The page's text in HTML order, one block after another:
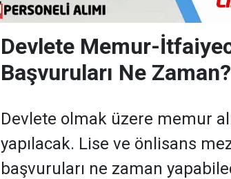
Devlete Memur-
Başvuruları Ne
Devlete olmak üzere memur
yapılacak. Lise ve önlisans
başvuruları ne zaman